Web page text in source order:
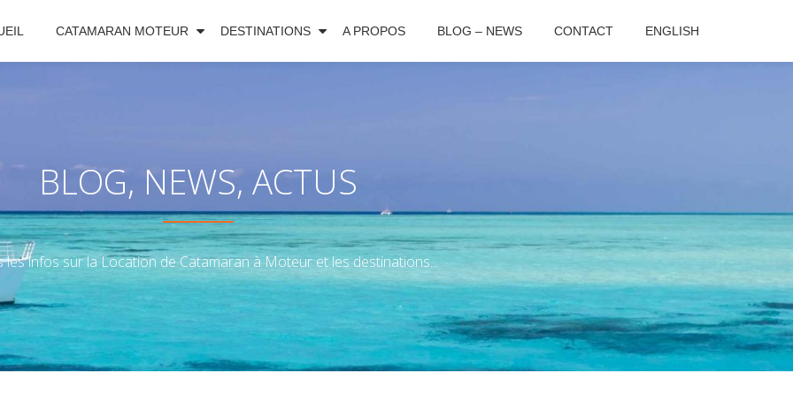
CATAMARAN MOTEUR DESTINATIONS A PROPOS BLOG – NEWS CONTACT ENGLISH
BLOG, NEWS, ACTUS
les infos sur la Location de Catamaran à Moteur et les destinations...